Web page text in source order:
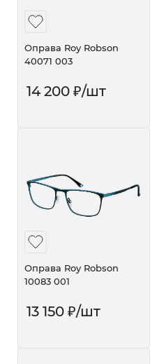
Оправа Roy Robson
40071 003
14 200 ₽/шт
Оправа Roy Robson
10083 001
13 150 ₽/шт